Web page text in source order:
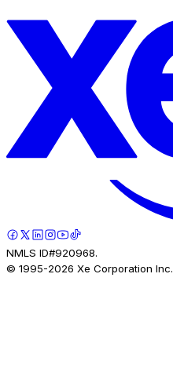
NMLS ID#920968.
© 1995-2026 Xe Corporation Inc.